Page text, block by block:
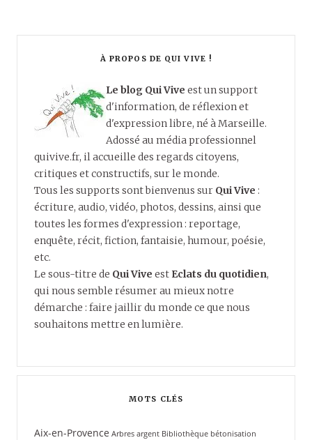
À PROPOS DE QUI VIVE !
Le blog Qui Vive est un support
d'information, de réflexion et
d'expression libre, né à Marseille.
Adossé au média professionnel
quivive.fr, il accueille des regards citoyens,
critiques et constructifs, sur le monde.
Tous les supports sont bienvenus sur Qui Vive :
écriture, audio, vidéo, photos, dessins, ainsi que
toutes les formes d'expression : reportage,
enquête, récit, fiction, fantaisie, humour, poésie,
etc.
Le sous-titre de Qui Vive est Eclats du quotidien,
qui nous semble résumer au mieux notre
démarche : faire jaillir du monde ce que nous
souhaitons mettre en lumière.
MOTS CLÉS
Aix-en-Provence Arbres argent Bibliothèque bétonisation